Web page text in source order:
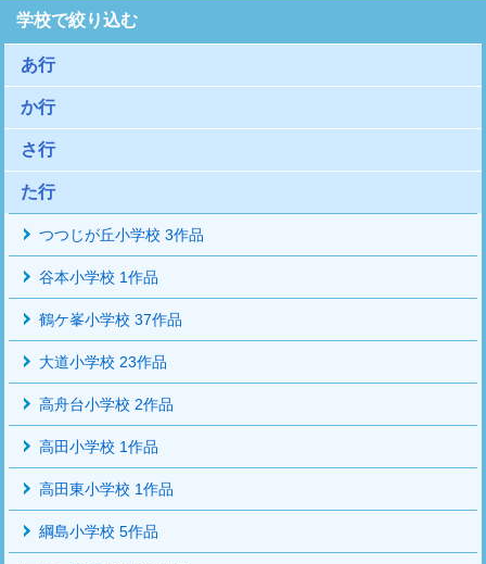
学校で絞り込む
あ行
か行
さ行
た行
つつじが丘小学校 3作品
谷本小学校 1作品
鶴ケ峯小学校 37作品
大道小学校 23作品
高舟台小学校 2作品
高田小学校 1作品
高田東小学校 1作品
綱島小学校 5作品